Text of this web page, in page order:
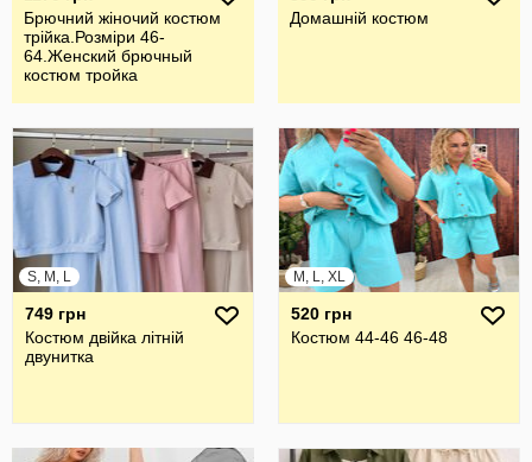
Брючний жiночий костюм
трiйка.Розмiри 46-
64.Женский брючный
костюм тройка
Домашній костюм
S, M, L
749 грн
Костюм двійка літній
двунитка
M, L, XL
520 грн
Костюм 44-46 46-48